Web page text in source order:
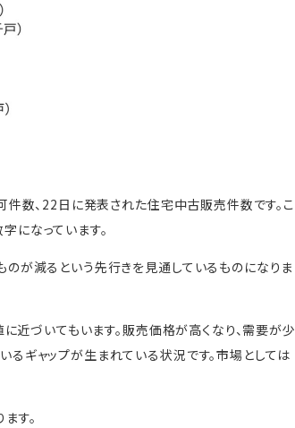
数、22日に発表された住宅中古販売件数です。こ
になっています。
が減るという先行きを見通しているものになりま
づいてもいます。販売価格が高くなり、需要が少
ギャップが生まれている状況です。市場としては
す。